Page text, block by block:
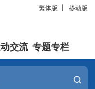
繁体版 移动版
交流 专题专栏